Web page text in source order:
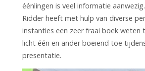
éénlingen is veel informatie
Ridder heeft met hulp van diverse
instanties een zeer fraai boek weten
licht één en ander boeiend toe
presentatie.